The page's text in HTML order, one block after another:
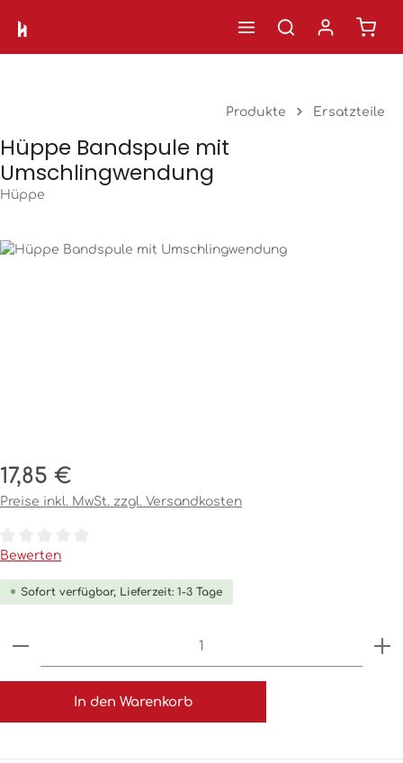
Zum Hauptinhalt springen
Produkte Ersatzteile
Hüppe Bandspule mit
Umschlingwendung
Hüppe
Bildergalerie überspringen
Regulärer Preis:
17,85 €
Preise inkl. MwSt. zzgl. Versandkosten
Durchschnittliche Bewertung von 0 von 5 Sternen
Bewerten
Sofort verfügbar, Lieferzeit: 1-3 Tage
Produkt Anzahl: Gib den gewünschten Wert
In den Warenkorb